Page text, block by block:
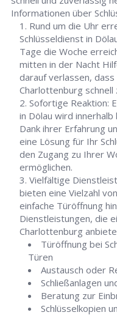
Informationen über
Rund um die Uhr
Schlüsseldienst in
Tage die Woche
mitten in der Nacht
darauf verlassen, dass
Charlottenburg schnell
Sofortige Reaktion:
in Dölau wird
Dank ihrer Erfahrung
eine Lösung für Ihr
den Zugang zu Ihrer
ermöglichen.
Vielfältige
bieten eine Vielzahl
einfache Türöffnung
Dienstleistungen, die
Charlottenburg
Türöffnung bei
Türen
Austausch oder
Schließanlagen
Beratung zur
Schlüsselkopien